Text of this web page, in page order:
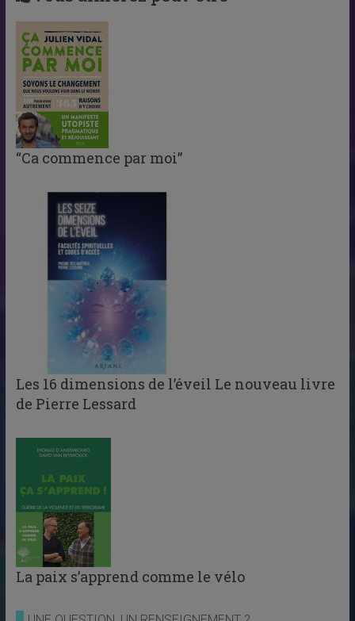
“Ca commence par moi”
Les 16 dimensions de l’éveil Le nouveau livre
de Pierre Lessard
La paix s’apprend comme le vélo